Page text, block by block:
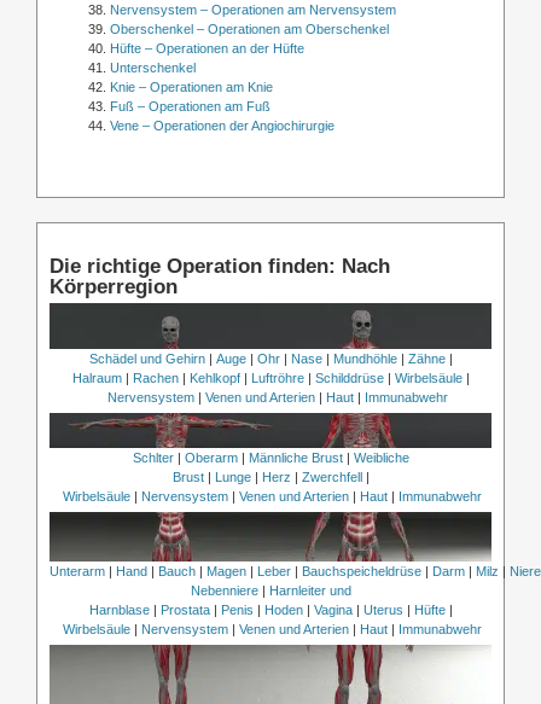
Nervensystem – Operationen am Nervensystem
Oberschenkel – Operationen am Oberschenkel
Hüfte – Operationen an der Hüfte
Unterschenkel
Knie – Operationen am Knie
Fuß – Operationen am Fuß
Vene – Operationen der Angiochirurgie
Die richtige Operation finden: Nach
Körperregion
Schädel und Gehirn| Auge| Ohr| Nase| Mundhöhle| Zähne|
Halraum| Rachen| Kehlkopf| Luftröhre| Schilddrüse| Wirbelsäule|
Nervensystem | Venen und Arterien | Haut | Immunabwehr
Schlter| Oberarm| Männliche Brust| Weibliche
Brust| Lunge| Herz | Zwerchfell|
Wirbelsäule | Nervensystem | Venen und Arterien | Haut | Immunabwehr
Unterarm| Hand| Bauch| Magen| Leber| Bauchspeicheldrüse| Darm| Milz |
Nebenniere| Harnleiter und
Harnblase| Prostata| Penis | Hoden| Vagina| Uterus | Hüfte|
Wirbelsäule | Nervensystem | Venen und Arterien | Haut | Immunabwehr